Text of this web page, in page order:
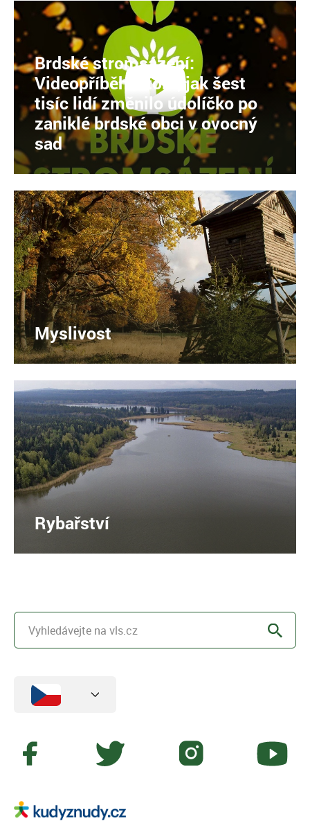
Brdské stromsázení:
Videopříběh o tom, jak šest
tisíc lidí změnilo údolíčko po
zaniklé brdské obci v ovocný
sad
Myslivost
Rybařství